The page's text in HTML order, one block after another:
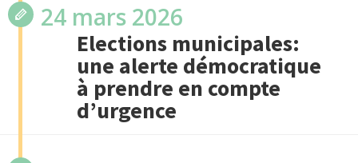
24 mars 2026
Elections municipales:
une alerte démocratique
à prendre en compte
d’urgence